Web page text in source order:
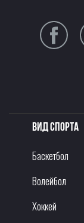
Вид спорта
Баскетбол
Волейбол
Хоккей